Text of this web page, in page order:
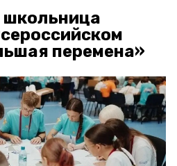
школьница
перемена»